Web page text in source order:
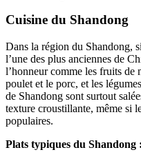
Cuisine du Shandong
Dans la région du Shandong,
l’une des plus anciennes de
l’honneur comme les fruits de
poulet et le porc, et les
de Shandong sont surtout
texture croustillante, même si
populaires.
Plats typiques du Shandong :